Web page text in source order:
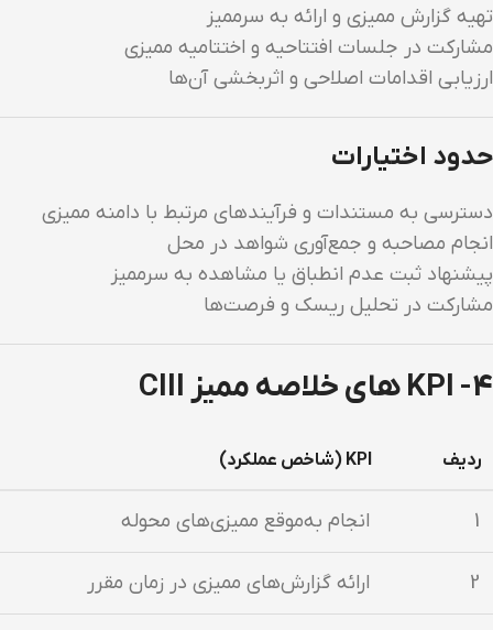
تهیه گزارش ممیزی و ارائه به سرممیز
مشارکت در جلسات افتتاحیه و اختتامیه ممیزی
ارزیابی اقدامات اصلاحی و اثربخشی آن‌ها
حدود اختیارات
دسترسی به مستندات و فرآیندهای مرتبط با دامنه ممیزی
انجام مصاحبه و جمع‌آوری شواهد در محل
پیشنهاد ثبت عدم انطباق یا مشاهده به سرممیز
مشارکت در تحلیل ریسک و فرصت‌ها
4- KPI های خلاصه ممیز CIII
ردیف KPI (شاخص عملکرد)
1 انجام به‌موقع ممیزی‌های محوله
2 ارائه گزارش‌های ممیزی در زمان مقرر